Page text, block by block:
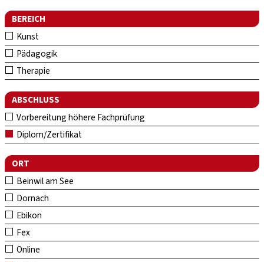
BEREICH
Kunst
Pädagogik
Therapie
ABSCHLUSS
Vorbereitung höhere Fachprüfung
Diplom/Zertifikat
ORT
Beinwil am See
Dornach
Ebikon
Fex
Online